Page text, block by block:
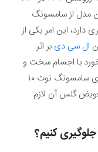
مدل از سامسونگ
این امر یکی از
ال سی دی بر اثر
با اجسام سخت و
سنگین و تیز موجب شکستن تاچ ال سی دی سامسونگ نوت ۱۰
گلس آن لازم